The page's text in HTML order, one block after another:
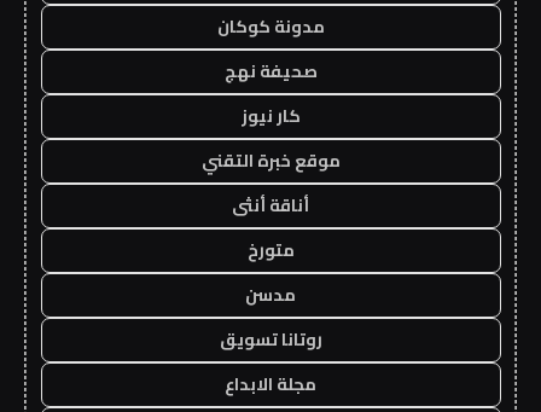
مدونة كوكان
صحيفة نهج
كار نيوز
موقع خبرة التقني
أناقة أنثى
متورخ
مدسن
روتانا تسويق
مجلة الابداع